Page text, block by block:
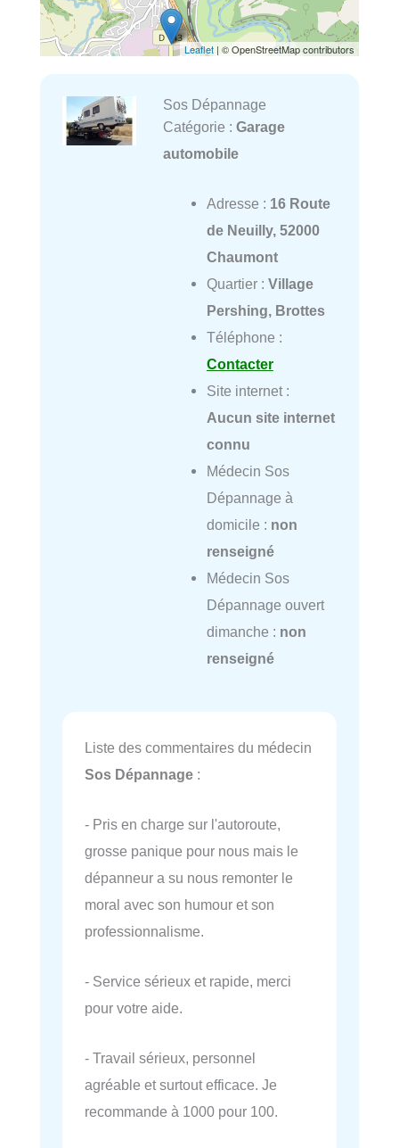
Leaflet | © OpenStreetMap contributors
Sos Dépannage
Catégorie : Garage
automobile
Adresse : 16 Route
de Neuilly, 52000
Chaumont
Quartier : Village
Pershing, Brottes
Téléphone :
Contacter
Site internet :
Aucun site internet
connu
Médecin Sos
Dépannage à
domicile : non
renseigné
Médecin Sos
Dépannage ouvert
dimanche : non
renseigné
Liste des commentaires du médecin
Sos Dépannage :
- Pris en charge sur l'autoroute,
grosse panique pour nous mais le
dépanneur a su nous remonter le
moral avec son humour et son
professionnalisme.
- Service sérieux et rapide, merci
pour votre aide.
- Travail sérieux, personnel
agréable et surtout efficace. Je
recommande à 1000 pour 100.